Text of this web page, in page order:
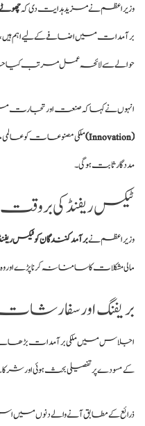
وزیراعظم نے مزید ہدایت دی کہ
برآمدات میں اضافے کے لیے اہم
حوالے سے لائحہ عمل مرتب کیا
انہوں نے کہا کہ صنعت اور تجارت
(Innovation)
ملکی مصنوعات کو
مددگار ثابت ہوگی۔
ٹیکس ریفنڈ کی
وزیراعظم نےبرآمد کنندگان کو ٹیکس
مالی مشکلات کا سامنا نہ کرنا پڑے اور وہ
بریفنگ اور
اجلاس میں ملکی برآمدات بڑھانے سے
کے مسودے پر تفصیلی بحث ہوئی اور شرکا
ذرائع کے مطابق آنے والے دنوں میں